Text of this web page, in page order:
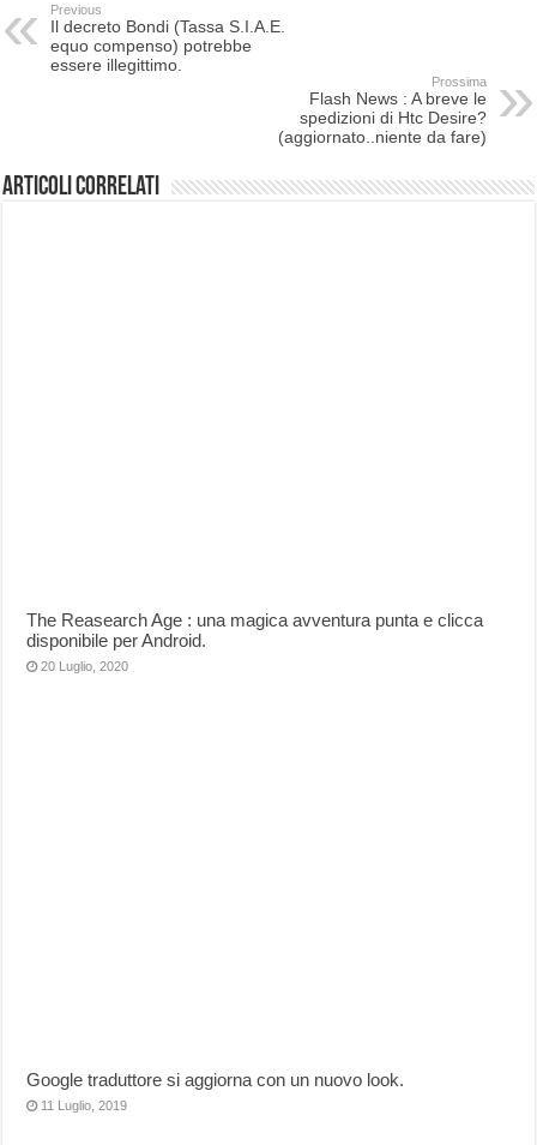
Previous
Il decreto Bondi (Tassa S.I.A.E.
equo compenso) potrebbe
essere illegittimo.
Prossima
Flash News : A breve le
spedizioni di Htc Desire?
(aggiornato..niente da fare)
Articoli correlati
The Reasearch Age : una magica avventura punta e clicca
disponibile per Android.
20 Luglio, 2020
Google traduttore si aggiorna con un nuovo look.
11 Luglio, 2019